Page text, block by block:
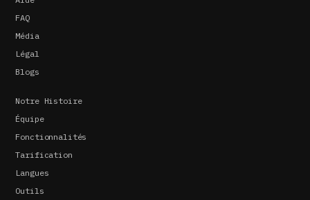
FAQ
Média
Légal
Blogs
Notre Histoire
Équipe
Fonctionnalités
Tarification
Langues
Outils